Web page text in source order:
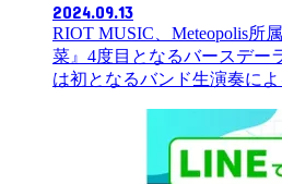
2024.09.13
RIOT MUSIC、Meteopolis所
菜』4度目となるバースデー
は初となるバンド生演奏に